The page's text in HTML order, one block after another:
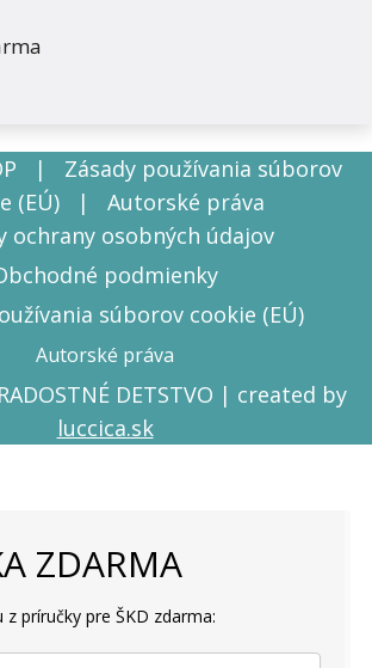
| Zásady používania súborov
(EÚ) | Autorské práva
ochrany osobných údajov
podmienky
súborov cookie (EÚ)
Autorské práva
DETSTVO | created by
luccica.sk
ZDARMA
z príručky pre ŠKD zdarma: